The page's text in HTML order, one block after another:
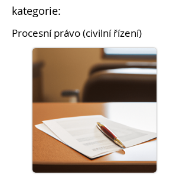
kategorie:
Procesní právo (civilní řízení)